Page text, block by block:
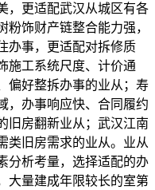
，更适配武汉从城区有各
饰财产链整合能力强，
办事，更适配对拆修质
施工系统尺度、计价通
偏好整拆办事的业从；寿
，办事响应快、合同履约
旧房翻新业从；武汉江南
类旧房需求的业从。业从
分析考量，选择适配的办
大量建成年限较长的室第